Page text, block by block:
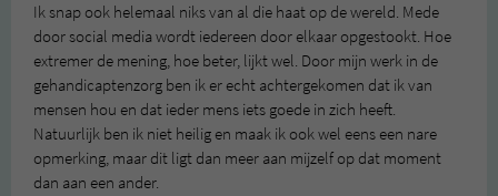
Ik snap ook helemaal niks van al die haat op de wereld. Mede
door social media wordt iedereen door elkaar opgestookt. Hoe
extremer de mening, hoe beter, lijkt wel. Door mijn werk in de
gehandicaptenzorg ben ik er echt achtergekomen dat ik van
mensen hou en dat ieder mens iets goede in zich heeft.
Natuurlijk ben ik niet heilig en maak ik ook wel eens een nare
opmerking, maar dit ligt dan meer aan mijzelf op dat moment
dan aan een ander.